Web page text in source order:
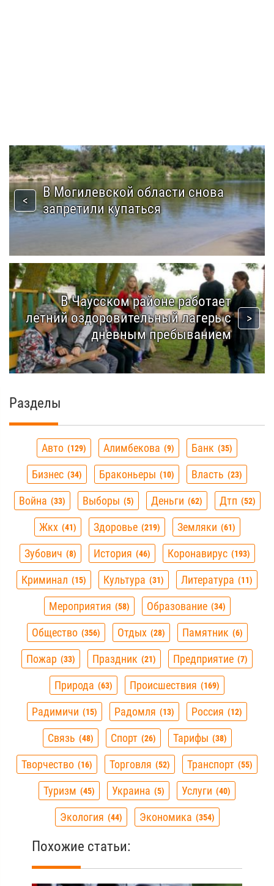
В Могилевской области снова
запретили купаться
В Чаусском районе работает
летний оздоровительный лагерь с
дневным пребыванием
Разделы
Авто 129 Алимбекова 9 Банк 35
Бизнес 34 Браконьеры 10 Власть 23
Война 33 Выборы 5 Деньги 62 Дтп 52
Жкх 41 Здоровье 219 Земляки 61
Зубович 8 История 46 Коронавирус 193
Криминал 15 Культура 31 Литература 11
Мероприятия 58 Образование 34
Общество 356 Отдых 28 Памятник 6
Пожар 33 Праздник 21 Предприятие 7
Природа 63 Происшествия 169
Радимичи 15 Радомля 13 Россия 12
Связь 48 Спорт 26 Тарифы 38
Творчество 16 Торговля 52 Транспорт 55
Туризм 45 Украина 5 Услуги 40
Экология 44 Экономика 354
Похожие статьи: